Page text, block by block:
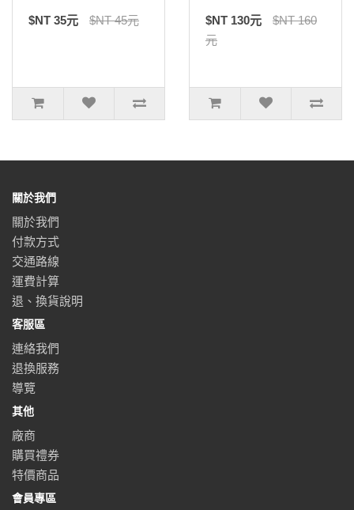
$NT 35元 $NT 45元 $NT 130元
$NT 160
元
關於我們
關於我們
付款方式
交通路線
運費計算
退、換貨說明
客服區
連絡我們
退換服務
導覽
其他
廠商
購買禮券
特價商品
會員專區